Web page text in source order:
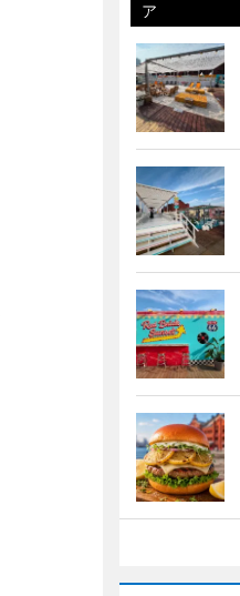
ア